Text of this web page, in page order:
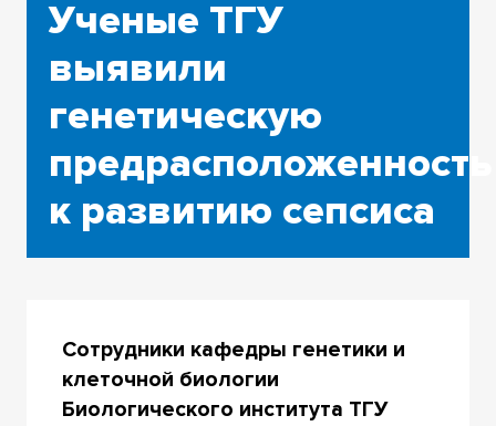
Ученые ТГУ
выявили
генетическую
предрасположенность
к развитию сепсиса
Сотрудники кафедры генетики и
клеточной биологии
Биологического института ТГУ